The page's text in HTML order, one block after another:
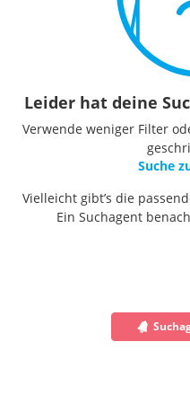
Leider hat deine
Verwende weniger Filter
Suche
Vielleicht gibt’s die
Ein Suchagent